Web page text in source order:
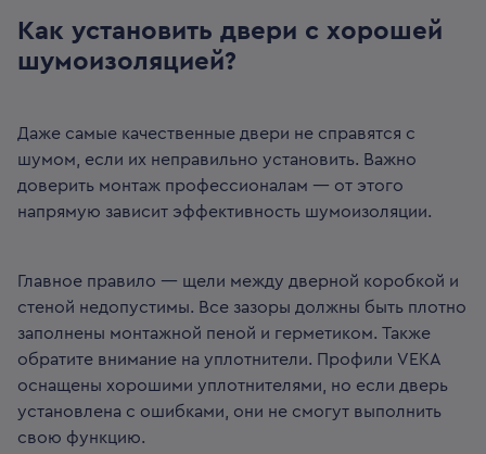
Как установить двери с хорошей
шумоизоляцией?
Даже самые качественные двери не справятся с
шумом, если их неправильно установить. Важно
доверить монтаж профессионалам — от этого
напрямую зависит эффективность шумоизоляции.
Главное правило — щели между дверной коробкой и
стеной недопустимы. Все зазоры должны быть плотно
заполнены монтажной пеной и герметиком. Также
обратите внимание на уплотнители. Профили VEKA
оснащены хорошими уплотнителями, но если дверь
установлена с ошибками, они не смогут выполнить
свою функцию.